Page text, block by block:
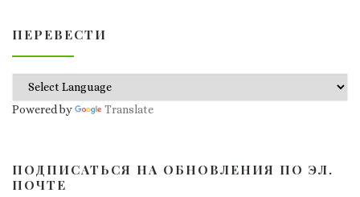
ПЕРЕВЕСТИ
Powered by Translate
ПОДПИСАТЬСЯ НА ОБНОВЛЕНИЯ ПО ЭЛ.
ПОЧТЕ